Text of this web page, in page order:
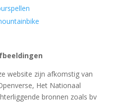
website zijn afkomstig van
Het Nationaal
bronnen zoals bv